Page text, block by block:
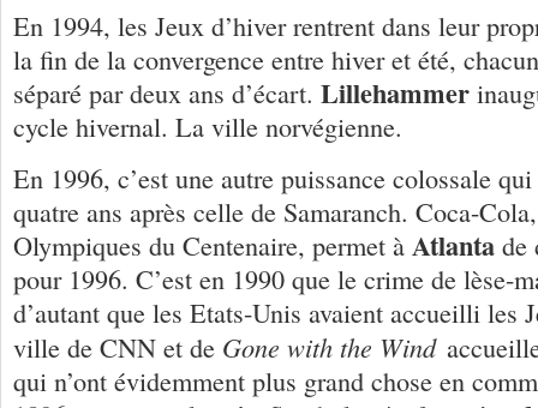
En 1994, les Jeux d’hiver rentrent dans leur
la fin de la convergence entre hiver et été,
séparé par deux ans d’écart. Lillehammer
cycle hivernal. La ville norvégienne.
En 1996, c’est une autre puissance colossale
quatre ans après celle de Samaranch. Coca-
Olympiques du Centenaire, permet à Atlanta de
pour 1996. C’est en 1990 que le crime de lèse-
d’autant que les Etats-Unis avaient accueilli les
ville de CNN et de Gone with the Wind
qui n’ont évidemment plus grand chose en